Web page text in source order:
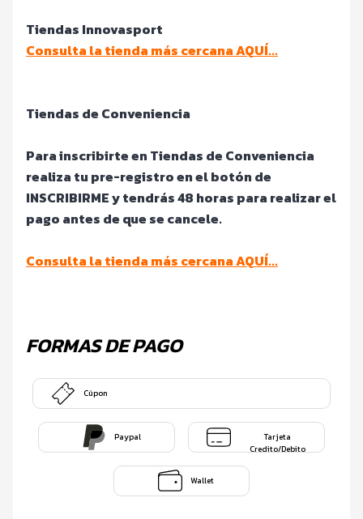
Tiendas Innovasport
Consulta la tienda más cercana AQUÍ...
Tiendas de Conveniencia
Para inscribirte en Tiendas de Conveniencia
realiza tu pre-registro en el botón de
INSCRIBIRME y tendrás 48 horas para realizar el
pago antes de que se cancele.
Consulta la tienda más cercana AQUÍ...
FORMAS DE PAGO
Cúpon
Paypal
Tarjeta
Credito/Debito
Wallet